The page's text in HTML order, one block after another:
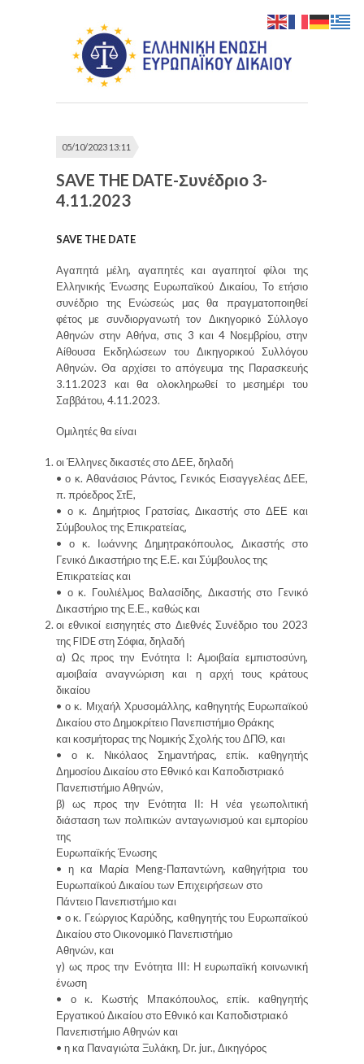
05/10/2023 13:11
SAVE THE DATE-Συνέδριο 3-
4.11.2023
SAVE THE DATE
Αγαπητά μέλη, αγαπητές και αγαπητοί φίλοι της
Ελληνικής Ένωσης Ευρωπαϊκού Δικαίου, Το ετήσιο
συνέδριο της Ενώσεώς μας θα πραγματοποιηθεί
φέτος με συνδιοργανωτή τον Δικηγορικό Σύλλογο
Αθηνών στην Αθήνα, στις 3 και 4 Νοεμβρίου, στην
Αίθουσα Εκδηλώσεων του Δικηγορικού Συλλόγου
Αθηνών. Θα αρχίσει το απόγευμα της Παρασκευής
3.11.2023 και θα ολοκληρωθεί το μεσημέρι του
Σαββάτου, 4.11.2023.
Ομιλητές θα είναι
οι Έλληνες δικαστές στο ΔΕΕ, δηλαδή
• ο κ. Αθανάσιος Ράντος, Γενικός Εισαγγελέας ΔΕΕ,
π. πρόεδρος ΣτΕ,
• ο κ. Δημήτριος Γρατσίας, Δικαστής στο ΔΕΕ και
Σύμβουλος της Επικρατείας,
• ο κ. Ιωάννης Δημητρακόπουλος, Δικαστής στο
Γενικό Δικαστήριο της Ε.Ε. και Σύμβουλος της
Επικρατείας και
• ο κ. Γουλιέλμος Βαλασίδης, Δικαστής στο Γενικό
Δικαστήριο της Ε.Ε., καθώς και
οι εθνικοί εισηγητές στο Διεθνές Συνέδριο του 2023
της FIDE στη Σόφια, δηλαδή
α) Ως προς την Ενότητα Ι: Αμοιβαία εμπιστοσύνη,
αμοιβαία αναγνώριση και η αρχή τους κράτους
δικαίου
• ο κ. Μιχαήλ Χρυσομάλλης, καθηγητής Ευρωπαϊκού
Δικαίου στο Δημοκρίτειο Πανεπιστήμιο Θράκης
και κοσμήτορας της Νομικής Σχολής του ΔΠΘ, και
• ο κ. Νικόλαος Σημαντήρας, επίκ. καθηγητής
Δημοσίου Δικαίου στο Εθνικό και Καποδιστριακό
Πανεπιστήμιο Αθηνών,
β) ως προς την Ενότητα ΙΙ: Η νέα γεωπολιτική
διάσταση των πολιτικών ανταγωνισμού και εμπορίου
της
Ευρωπαϊκής Ένωσης
• η κα Μαρία Meng-Παπαντώνη, καθηγήτρια του
Ευρωπαϊκού Δικαίου των Επιχειρήσεων στο
Πάντειο Πανεπιστήμιο και
• ο κ. Γεώργιος Καρύδης, καθηγητής του Ευρωπαϊκού
Δικαίου στο Οικονομικό Πανεπιστήμιο
Αθηνών, και
γ) ως προς την Ενότητα ΙΙΙ: Η ευρωπαϊκή κοινωνική
ένωση
• ο κ. Κωστής Μπακόπουλος, επίκ. καθηγητής
Εργατικού Δικαίου στο Εθνικό και Καποδιστριακό
Πανεπιστήμιο Αθηνών και
• η κα Παναγιώτα Ξυλάκη, Dr. jur., Δικηγόρος